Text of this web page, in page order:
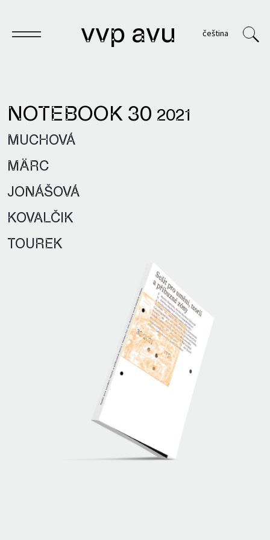
vvp avu čeština
Notebook
Publications
Archives
VVP
NOTEBOOK 30 2021
MUCHOVÁ
MÄRC
JONÁŠOVÁ
KOVALČIK
TOUREK